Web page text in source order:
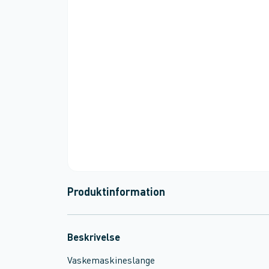
Produktinformation
Beskrivelse
Vaskemaskineslange